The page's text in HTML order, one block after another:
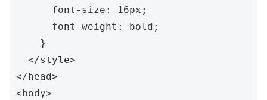
      font-size: 16px;
      font-weight: bold;
    }
  </style>
</head>
<body>